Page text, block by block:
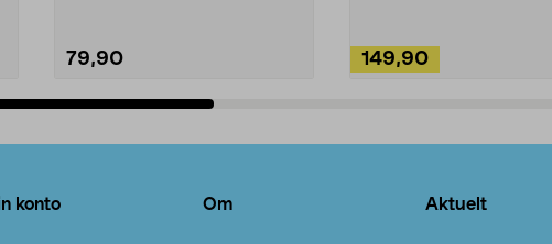
79,90 149,90
konto Om Aktuelt